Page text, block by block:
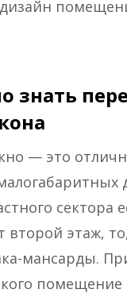
знать
— это
сектора
второй этаж,
мансарды.
помещение